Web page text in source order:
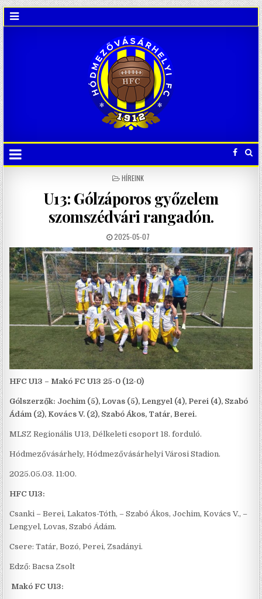
POSTED
HÍREINK
U13: Gólzáporos győzelem
szomszédvári rangadón.
2025-05-07
HFC U13 – Makó FC U13 25-0 (12-0)
Gólszerzők: Jochim (5), Lovas (5), Lengyel (4), Perei (4), Szabó
Ádám (2), Kovács V. (2), Szabó Ákos, Tatár, Berei.
MLSZ Regionális U13, Délkeleti csoport 18. forduló.
Hódmezővásárhely, Hódmezővásárhelyi Városi Stadion.
2025.05.03. 11:00.
HFC U13:
Csanki – Berei, Lakatos-Tóth, – Szabó Ákos, Jochim, Kovács V., –
Lengyel, Lovas, Szabó Ádám.
Csere: Tatár, Bozó, Perei, Zsadányi.
Edző: Bacsa Zsolt
Makó FC U13: